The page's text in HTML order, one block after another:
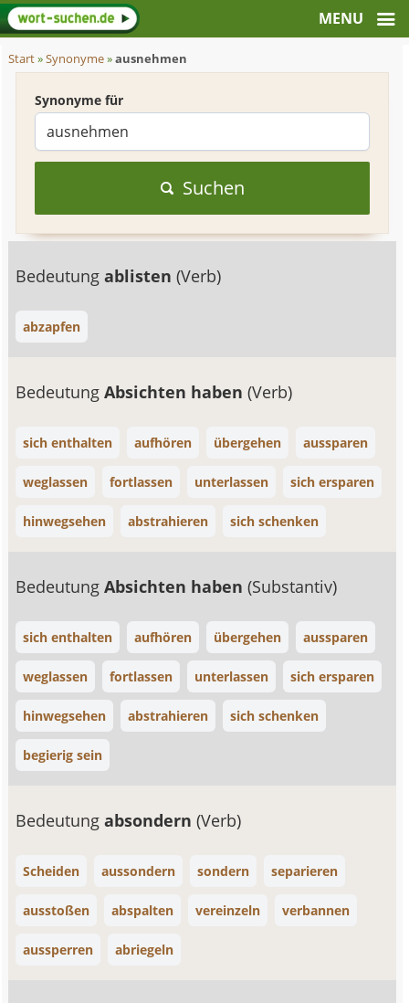
Start»Synonyme»ausnehmen
Synonyme für
Suchen
Bedeutungablisten(Verb)
abzapfen
BedeutungAbsichten haben(Verb)
sich enthalten aufhören übergehen aussparen
weglassen fortlassen unterlassen sich ersparen
hinwegsehen abstrahieren sich schenken
BedeutungAbsichten haben(Substantiv)
sich enthalten aufhören übergehen aussparen
weglassen fortlassen unterlassen sich ersparen
hinwegsehen abstrahieren sich schenken
begierig sein
Bedeutungabsondern(Verb)
Scheiden aussondern sondern separieren
ausstoßen abspalten vereinzeln verbannen
aussperren abriegeln